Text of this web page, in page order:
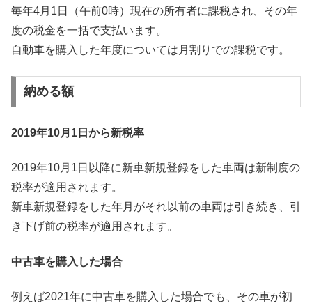
毎年4月1日（午前0時）現在の所有者に課税され、その年
度の税金を一括で支払います。
自動車を購入した年度については月割りでの課税です。
納める額
2019年10月1日から新税率
2019年10月1日以降に新車新規登録をした車両は新制度の
税率が適用されます。
新車新規登録をした年月がそれ以前の車両は引き続き、引
き下げ前の税率が適用されます。
中古車を購入した場合
例えば2021年に中古車を購入した場合でも、その車が初